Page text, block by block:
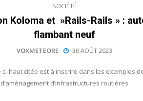
SOCIÉTÉ
Koloma et »Rails-Rails » :
flambant neuf
VOXMETEORE 30 AOÛT 2023
haut citée est à inscrire dans les exemples
d’aménagement d’infrastructures routières